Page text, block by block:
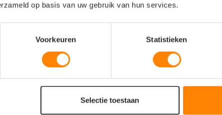
op basis van uw gebruik van hun services.
Voorkeuren Statistieken
Selectie toestaan